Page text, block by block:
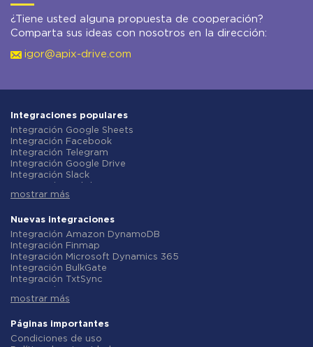
¿Tiene usted alguna propuesta de cooperación?
Comparta sus ideas con nosotros en la dirección:
igor@apix-drive.com
Integraciones populares
Integración Google Sheets
Integración Facebook
Integración Telegram
Integración Google Drive
Integración Slack
Integración Gmail
Integración ClickUp
Integración Airtable
Integración Google Contacts
Integración OpenAI (ChatGPT)
Integración Instagram
Integración ActiveCampaign
Integración Typeform
Integración Salesforce CRM
Integración Notion
Integración AWeber
mostrar más
Nuevas integraciones
Integración Amazon DynamoDB
Integración Finmap
Integración Microsoft Dynamics 365
Integración BulkGate
Integración TxtSync
Integración Corezoid
Integración Instasent
Integración AtomPark
mostrar más
Páginas importantes
Condiciones de uso